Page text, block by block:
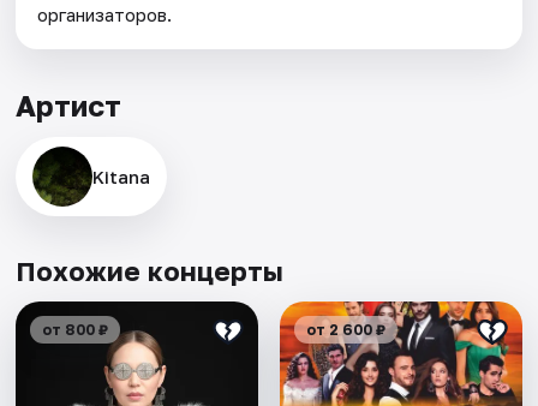
организаторов.
Артист
Kitana
Похожие концерты
от 800 ₽ от 2 600 ₽